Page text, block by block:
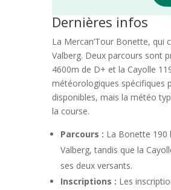
Dernières infos
La Mercan’Tour Bonette, qui
Valberg. Deux parcours sont
4600m de D+ et la Cayolle
météorologiques spécifiques
disponibles, mais la météo
la course.
Parcours : La Bonette 190
Valberg, tandis que la
ses deux versants.
Inscriptions : Les